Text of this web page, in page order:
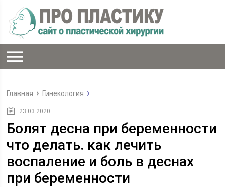
Главная Гинекология
23.03.2020
Болят десна при беременности
что делать. как лечить
воспаление и боль в деснах
при беременности